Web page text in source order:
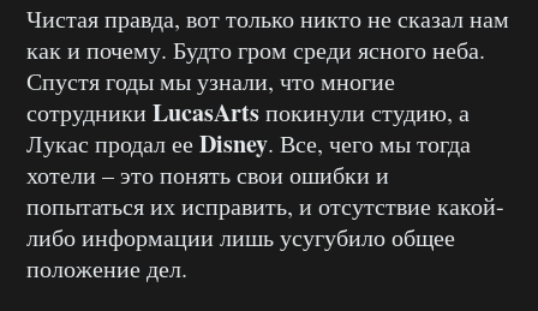
Чистая правда, вот только никто не сказал нам
как и почему. Будто гром среди ясного неба.
Спустя годы мы узнали, что многие
сотрудники LucasArtsпокинули студию, а
Лукас продал ееDisney. Все, чего мы тогда
хотели – это понять свои ошибки и
попытаться их исправить, и отсутствие какой-
либо информации лишь усугубило общее
положение дел.